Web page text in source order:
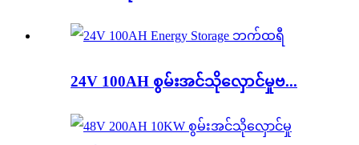
24V 100AH ​​စွမ်းအင်သိုလှောင်မှုဗ...